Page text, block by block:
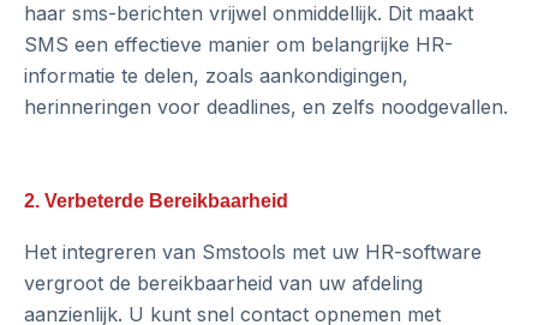
haar sms-berichten vrijwel onmiddellijk. Dit maakt
SMS een effectieve manier om belangrijke HR-
informatie te delen, zoals aankondigingen,
herinneringen voor deadlines, en zelfs noodgevallen.
2. Verbeterde Bereikbaarheid
Het integreren van Smstools met uw HR-software
vergroot de bereikbaarheid van uw afdeling
aanzienlijk. U kunt snel contact opnemen met